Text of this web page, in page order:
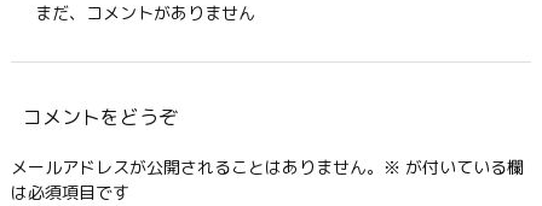
まだ、コメントがありません
コメントをどうぞ
メールアドレスが公開されることはありません。 ※ が付いている欄
は必須項目です